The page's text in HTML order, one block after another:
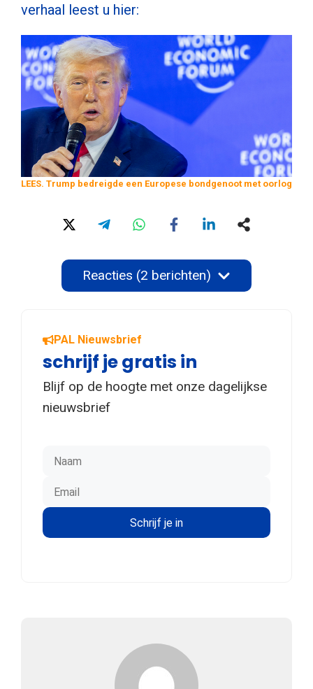
verhaal leest u hier:
LEES. Trump bedreigde een Europese bondgenoot met oorlog
Reacties (2 berichten)
PAL Nieuwsbrief
schrijf je gratis in
Blijf op de hoogte met onze dagelijkse
nieuwsbrief